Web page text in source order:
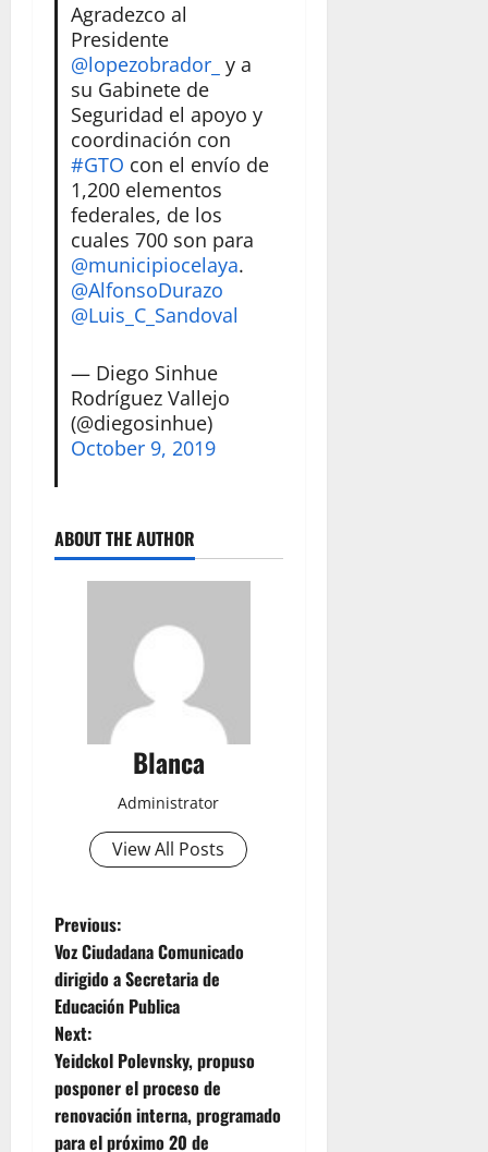
Agradezco al
Presidente
@lopezobrador_ y a
su Gabinete de
Seguridad el apoyo y
coordinación con
#GTO con el envío de
1,200 elementos
federales, de los
cuales 700 son para
@municipiocelaya.
@AlfonsoDurazo
@Luis_C_Sandoval
— Diego Sinhue
Rodríguez Vallejo
(@diegosinhue)
October 9, 2019
ABOUT THE AUTHOR
Blanca
Administrator
View All Posts
P
o
s
t
n
Previous:
Voz Ciudadana Comunicado
dirigido a Secretaria de
Educación Publica
Next:
Yeidckol Polevnsky, propuso
posponer el proceso de
renovación interna, programado
para el próximo 20 de